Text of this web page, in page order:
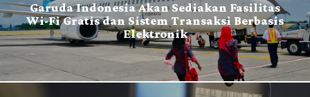
Garuda Indonesia Akan Sediakan Fasilitas
Wi-Fi Gratis dan Sistem Transaksi Berbasis
Elektronik